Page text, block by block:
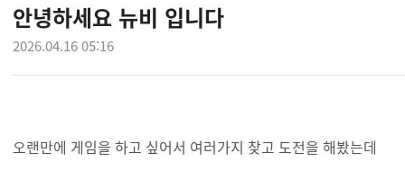
안녕하세요 뉴비 입니다
2026.04.16 05:16
오랜만에 게임을 하고 싶어서 여러가지 찾고 도전을 해봤는데